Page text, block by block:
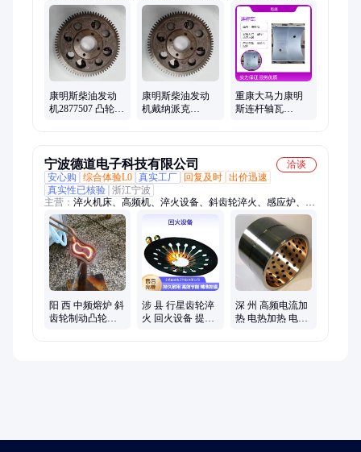
进口康明斯、东康、西康
康明斯柴油发动
机2877507 凸轮轴
康明斯柴油发动
机戴纳派克
重康大马力康明
斯连杆轴瓦
宁波德道电子科技有限公司
洽谈
安心购
综合体验L0 真实工厂 回复及时 出价迅速
真实性已核验 浙江宁波
主营： 淬火机床、高频机、淬火设备、斜齿轮淬火、感应炉、中
频炉、自动化淬火机、淬火机械手、手持感应加热设备、手持高
频焊机、手持钎焊机、便携高频机、感应加热设备、不锈钢管固
熔热处理设备、固溶热处理生产线、不锈钢管加工设备、高频、
中频、超高频、超音频
阳 西 中频熔炉 斜
齿轮制动凸轮轴
涉 县 行星齿轮淬
火 回火设备 提供
深 州 高频电流加
热 电热加热 电磁